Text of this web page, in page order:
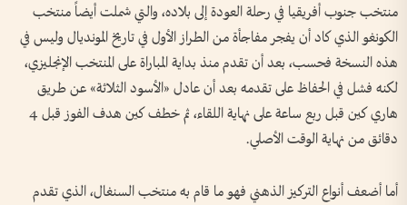
منتخب جنوب أفريقيا في رحلة العودة إلى بلاده، والتي شملت أيضاً منتخب
الكونغو الذي كاد أن يفجر مفاجأة من الطراز الأول في تاريخ المونديال وليس في
هذه النسخة فحسب، بعد أن تقدم منذ بداية المباراة على المنتخب الإنجليزي،
لكنه فشل في الحفاظ على تقدمه بعد أن عادل «الأسود الثلاثة» عن طريق
هاري كين قبل ربع ساعة على نهاية اللقاء، ثم خطف كين هدف الفوز قبل 4
دقائق من نهاية الوقت الأصلي.
أما أضعف أنواع التركيز الذهني فهو ما قام به منتخب السنغال، الذي تقدم